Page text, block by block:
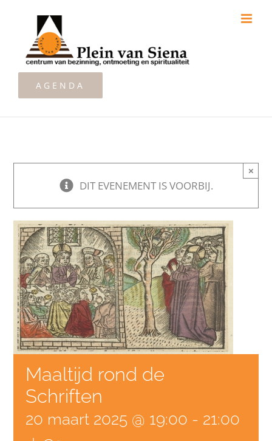
AGENDA
DIT EVENEMENT IS VOORBIJ.
×
Maaltijd rond de
Schriften
20 maart 2025 @ 19:00 - 21:00